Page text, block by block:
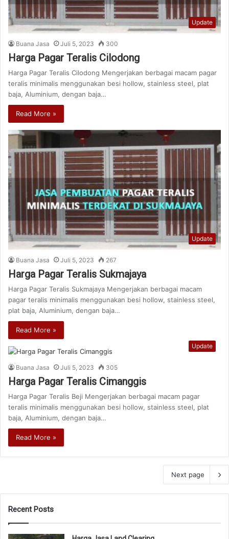
Update
Buana Jasa Juli 5, 2023 300
Harga Pagar Teralis Cilodong
Harga Pagar Teralis Cilodong Mengerjakan berbagai macam pagar
teralis minimalis menggunakan besi hollow, stainless steel, plat
baja, Aluminium, dengan baja…
Read More »
Update
Buana Jasa Juli 5, 2023 267
Harga Pagar Teralis Sukmajaya
Harga Pagar Teralis Sukmajaya Mengerjakan berbagai macam
pagar teralis minimalis menggunakan besi hollow, stainless steel,
plat baja, Aluminium, dengan baja…
Read More »
Update
Buana Jasa Juli 5, 2023 305
Harga Pagar Teralis Cimanggis
Harga Pagar Teralis Beji Mengerjakan berbagai macam pagar
teralis minimalis menggunakan besi hollow, stainless steel, plat
baja, Aluminium, dengan baja…
Read More »
Next page
Recent Posts